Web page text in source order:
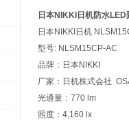
日本NIKKI日机防水LED
日本NIKKI日机
型号: NLSM15CP-AC
品牌：日本NIKKI
厂家：日机株式会社
光通量：770 lm
照度：4,160 lx